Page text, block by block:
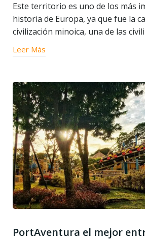
Este territorio es uno de los más
historia de Europa, ya que fue la
civilización minoica, una de las
Leer Más
PortAventura el mejor